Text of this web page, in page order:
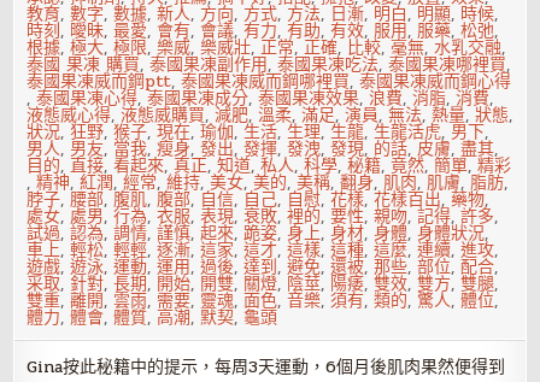
教育,數字,數據,新人, 方向, 方式, 方法, 日漸, 明白, 明顯, 時候,
時刻, 曖昧,最愛, 會有, 會議,有力,有助,有效,服用,服藥,松弛,
根據,極大,極限,樂威,樂威壯,正常,正確, 比較,毫無,水乳交融,
泰國 果凍 購買,泰國果凍副作用,泰國果凍吃法,泰國果凍哪裡買,
泰國果凍威而鋼ptt,泰國果凍威而鋼哪裡買,泰國果凍威而鋼心得
,泰國果凍心得,泰國果凍成分,泰國果凍效果,浪費,消脂,消費,
液態威心得,液態威購買,減肥,溫柔,滿足,演員,無法,熱量,狀態,
狀況,狂野,猴子,現在,瑜伽,生活,生理,生龍,生龍活虎, 男下,
男人, 男友, 當我,瘦身,發出,發揮,發洩,發現, 的話,皮膚,盡其,
目的,直接,看起來,真正,知道,私人,科學,秘籍,竟然,簡單,精彩
,精神,紅潤,經常,維持,美女,美的,美稱,翻身,肌肉,肌膚,脂肪,
脖子,腰部,腹肌,腹部, 自信, 自己, 自慰,花樣,花樣百出,藥物,
處女,處男,行為,衣服,表現,衰敗,裡的,要性,親吻,記得,許多,
試過,認為,調情,謹慎,起來,跪姿,身上,身材,身體,身體狀況,
車上,輕松,輕輕,逐漸,這家,這才,這樣,這種,這麼,連續,進攻,
遊戲,遊泳,運動,運用,過後,達到,避免,還被,那些,部位,配合,
采取, 針對,長期, 開始, 開雙, 關燈, 陰莖, 陽痿,雙效,雙方,雙腿,
雙重,離開,雲雨, 需要, 靈魂,面色,音樂,須有,類的,驚人,體位,
體力,體會,體質,高潮, 默契, 龜頭
Gina按此秘籍中的提示，每周3天運動，6個月後肌肉果然便得到